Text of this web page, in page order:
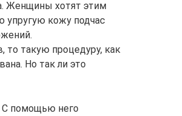
Женщины хотят этим
упругую кожу подчас
то такую процедуру, как
Но так ли это
С помощью него